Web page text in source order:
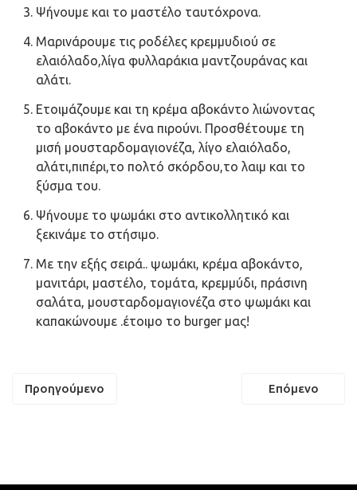
Ψήνουμε και το μαστέλο ταυτόχρονα.
Μαρινάρουμε τις ροδέλες κρεμμυδιού σε
ελαιόλαδο,λίγα φυλλαράκια μαντζουράνας και
αλάτι.
Ετοιμάζουμε και τη κρέμα αβοκάντο λιώνοντας
το αβοκάντο με ένα πιρούνι. Προσθέτουμε τη
μισή μουσταρδομαγιονέζα, λίγο ελαιόλαδο,
αλάτι,πιπέρι,το πολτό σκόρδου,το λαιμ και το
ξύσμα του.
Ψήνουμε το ψωμάκι στο αντικολλητικό και
ξεκινάμε το στήσιμο.
Με την εξής σειρά.. ψωμάκι, κρέμα αβοκάντο,
μανιτάρι, μαστέλο, τομάτα, κρεμμύδι, πράσινη
σαλάτα, μουσταρδομαγιονέζα στο ψωμάκι και
καπακώνουμε .έτοιμο το burger μας!
Πλοήγηση
Προηγούμενο Επόμενο